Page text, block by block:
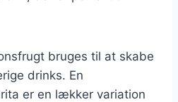
bruges til at skabe
drinks. En
er en lækker variation